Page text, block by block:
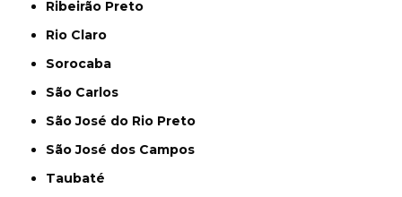
Ribeirão Preto
Rio Claro
Sorocaba
São Carlos
São José do Rio Preto
São José dos Campos
Taubaté